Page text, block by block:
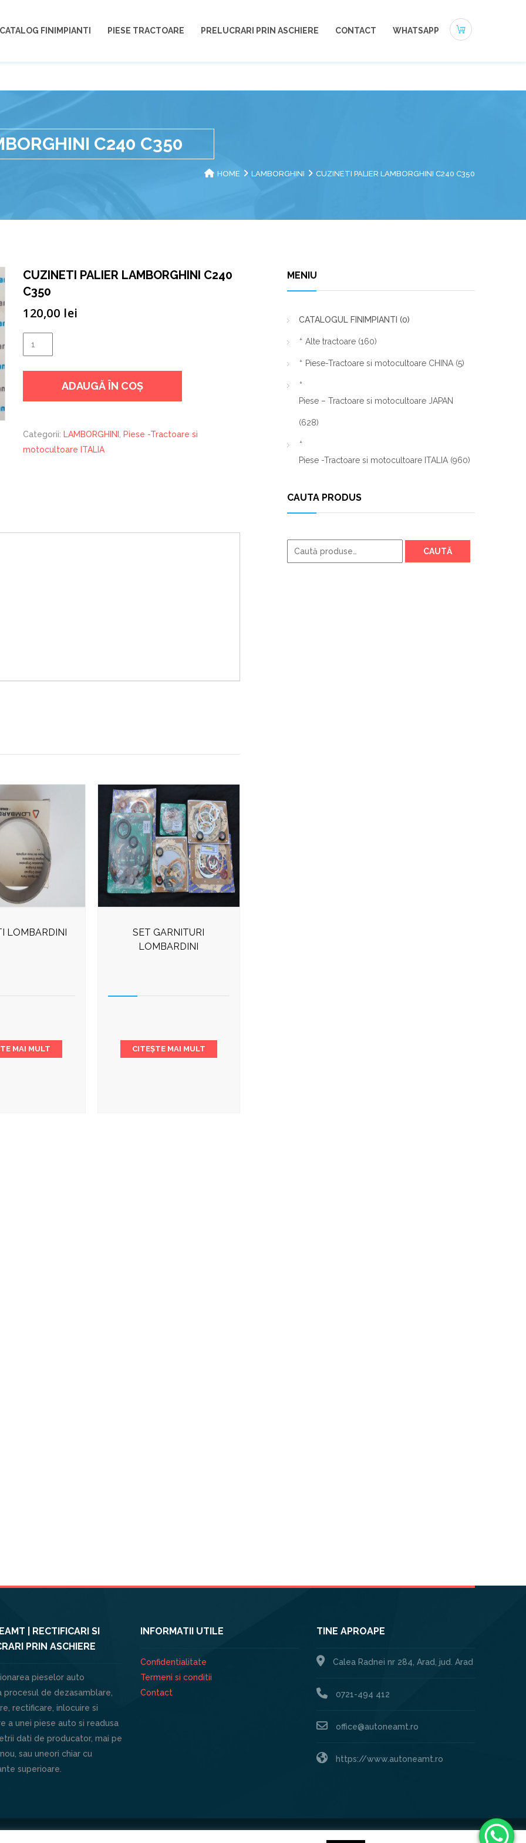
CATALOG FINIMPIANTI PIESE TRACTOARE PRELUCRARI PRIN ASCHIERE CONTACT WHATSAPP
C240 C350
HOME LAMBORGHINI CUZINETI PALIER LAMBORGHINI C240 C350
CUZINETI PALIER LAMBORGHINI C240
C350
120,00 lei
CUZINETI
PALIER
LAMBORGHINI
C240
ADAUGĂ ÎN COȘ
Categorii: LAMBORGHINI
Piese -Tractoare si
motocultoare ITALIA
LOMBARDINI
MAI MULT
SET GARNITURI
LOMBARDINI
CITEȘTE MAI MULT
MENIU
CATALOGUL FINIMPIANTI (0)
Alte tractoare (160)
Piese-Tractoare si motocultoare CHINA (5)
Piese – Tractoare si motocultoare JAPAN
(628)
Piese -Tractoare si motocultoare ITALIA (960)
CAUTA PRODUS
Caută
după:
CAUTĂ
| RECTIFICARI SI
PRIN ASCHIERE
pieselor auto
procesul de dezasamblare,
rectificare, inlocuire si
a unei piese auto si readusa
dati de producator, mai pe
sau uneori chiar cu
superioare.
INFORMATII UTILE
Confidentialitate
Termeni si conditii
Contact
TINE APROAPE
Calea Radnei nr 284, Arad, jud. Arad
0721-494 412
office@autoneamt.ro
https://www.autoneamt.ro